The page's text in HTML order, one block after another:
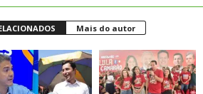
Mais do autor